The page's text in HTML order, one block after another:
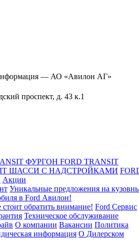
— АО «Авилон АГ»
проспект, д. 43 к.1
ФУРГОН FORD TRANSIT
ШАССИ С НАДСТРОЙКАМИ
Акции
Уникальные предложения на
в Ford Авилон!
обратить внимание! Ford Сервис
Техническое обслуживание
О компании Вакансии Политика
информация О Дилерском